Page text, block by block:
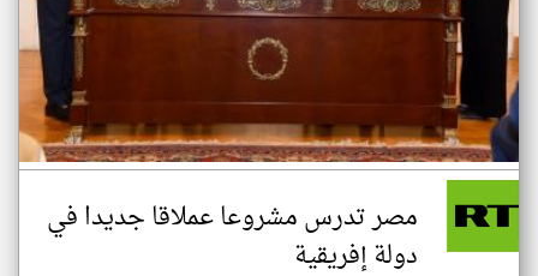
مصر تدرس مشروعا عملاقا جديدا في
دولة إفريقية